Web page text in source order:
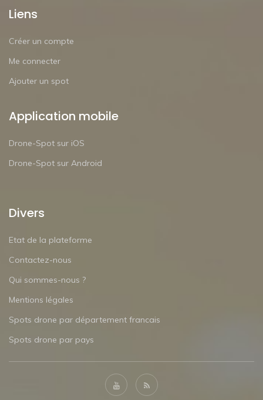
Liens
Créer un compte
Me connecter
Ajouter un spot
Application mobile
Drone-Spot sur iOS
Drone-Spot sur Android
Divers
Etat de la plateforme
Contactez-nous
Qui sommes-nous ?
Mentions légales
Spots drone par département francais
Spots drone par pays